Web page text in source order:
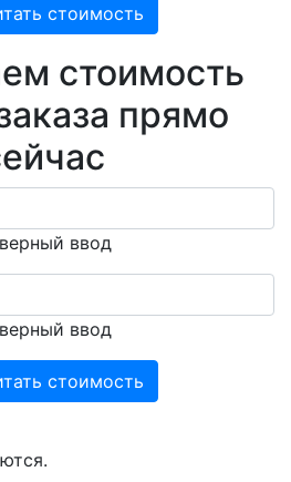
стоимость
стоимость
прямо
ввод
ввод
стоимость